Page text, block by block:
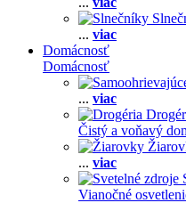
... viac
Domácnosť
Domácnosť
... viac
Čistý a voňavý
... viac
Vianočné